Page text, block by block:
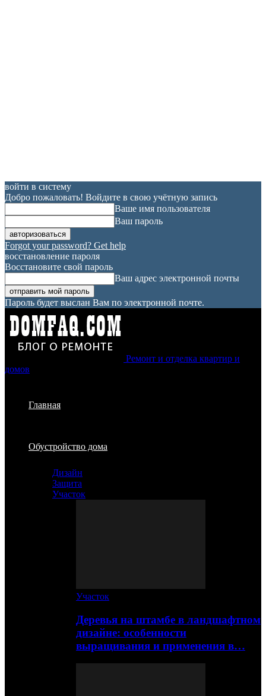
войти в систему
Добро пожаловать! Войдите в свою учётную запись
Ваше имя пользователя
Ваш пароль
Forgot your password? Get help
восстановление пароля
Восстановите свой пароль
Ваш адрес электронной почты
Пароль будет выслан Вам по электронной почте.
Ремонт и отделка квартир и
домов
Главная
Обустройство дома
Дизайн
Защита
Участок
Участок
Деревья на штамбе в ландшафтном
дизайне: особенности
выращивания и применения в…